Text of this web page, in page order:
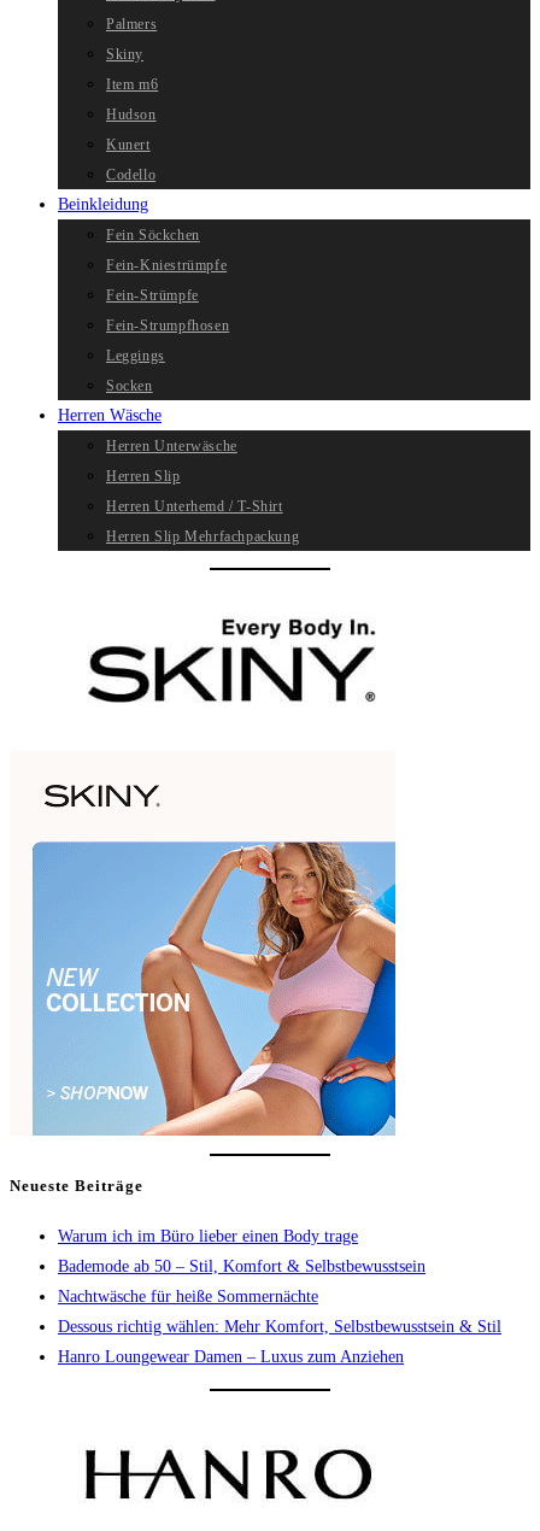
Palmers
Skiny
Item m6
Hudson
Kunert
Codello
Beinkleidung
Fein Söckchen
Fein-Kniestrümpfe
Fein-Strümpfe
Fein-Strumpfhosen
Leggings
Socken
Herren Wäsche
Herren Unterwäsche
Herren Slip
Herren Unterhemd / T-Shirt
Herren Slip Mehrfachpackung
Neueste Beiträge
Warum ich im Büro lieber einen Body trage
Bademode ab 50 – Stil, Komfort & Selbstbewusstsein
Nachtwäsche für heiße Sommernächte
Dessous richtig wählen: Mehr Komfort, Selbstbewusstsein & Stil
Hanro Loungewear Damen – Luxus zum Anziehen